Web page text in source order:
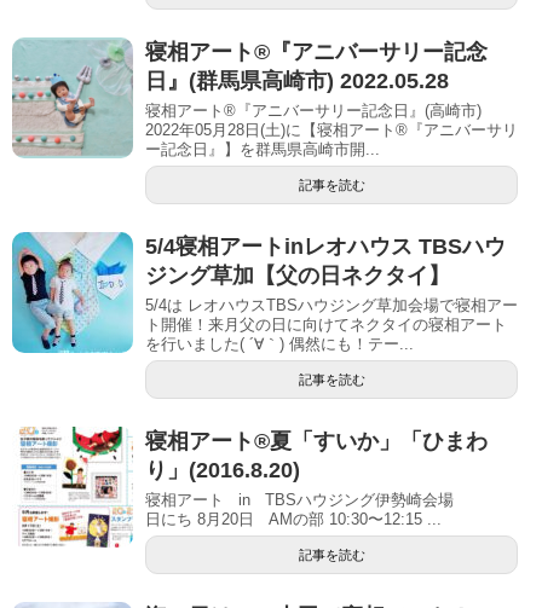
寝相アート®︎『アニバーサリー記念
日』(群馬県高崎市) 2022.05.28
寝相アート®『アニバーサリー記念日』(高崎市)
2022年05月28日(土)に【寝相アート®︎『アニバーサリ
ー記念日』】を群馬県高崎市開...
記事を読む
5/4寝相アートinレオハウス TBSハウ
ジング草加【父の日ネクタイ】
5/4は レオハウスTBSハウジング草加会場で寝相アー
ト開催！来月父の日に向けてネクタイの寝相アート
を行いました( ´∀｀) 偶然にも！テー...
記事を読む
寝相アート®夏「すいか」「ひまわ
り」(2016.8.20)
寝相アート in TBSハウジング伊勢崎会場
日にち 8月20日 AMの部 10:30〜12:15 ...
記事を読む